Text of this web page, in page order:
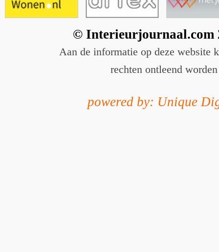
© Interieurjournaal.com
Aan de informatie op deze website
rechten ontleend worden
powered by: Unique